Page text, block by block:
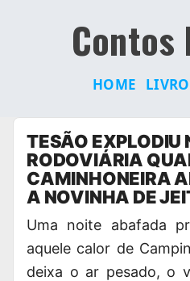
Contos
HOME
Pular
conteúdo
TESÃO EXPLODIU
RODOVIÁRIA
CAMINHONEIRA
A NOVINHA DE
Uma noite abafada
aquele calor de
deixa o ar pesado, o